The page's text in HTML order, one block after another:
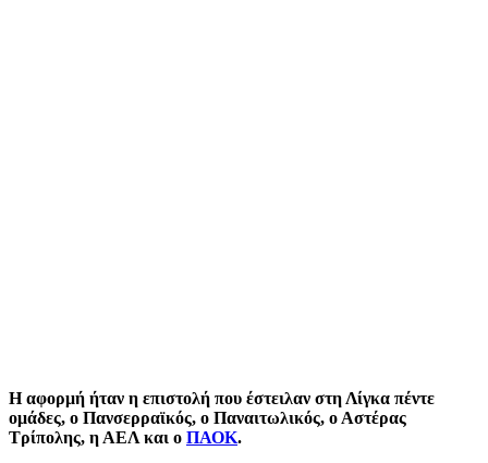
Η αφορμή ήταν η επιστολή που έστειλαν στη Λίγκα πέντε
ομάδες, ο Πανσερραϊκός, ο Παναιτωλικός, ο Αστέρας
Τρίπολης, η ΑΕΛ και ο ΠΑΟΚ.